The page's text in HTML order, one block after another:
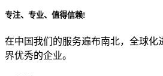
专注、专业、值得信赖!
在中国我们的服务遍布南北，全球化
界优秀的企业。